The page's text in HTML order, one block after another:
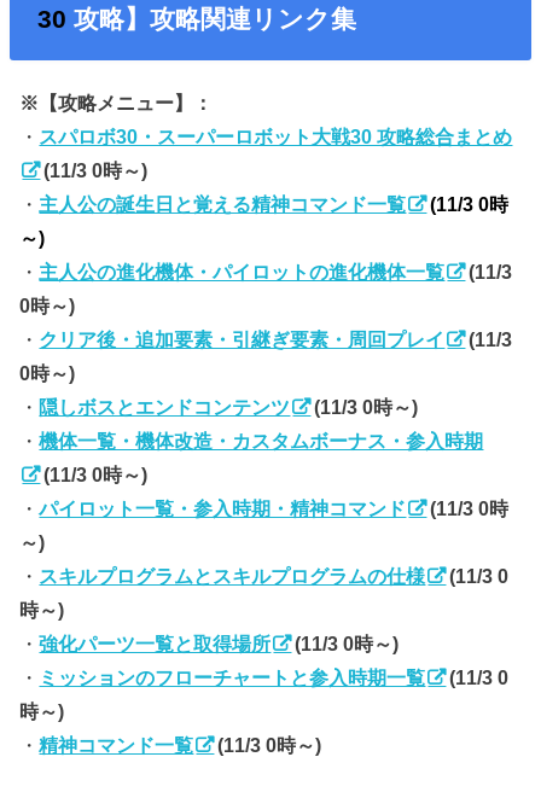
30 攻略】攻略関連リンク集
※【攻略メニュー】：
・ スパロボ30・スーパーロボット大戦30 攻略総合まとめ
(11/3 0時～)
・ 主人公の誕生日と覚える精神コマンド一覧
(11/3 0時
～)
・ 主人公の進化機体・パイロットの進化機体一覧
(11/3
0時～)
・ クリア後・追加要素・引継ぎ要素・周回プレイ
(11/3
0時～)
・ 隠しボスとエンドコンテンツ
(11/3 0時～)
・機体一覧・機体改造・カスタムボーナス・参入時期
(11/3 0時～)
・パイロット一覧・参入時期・精神コマンド
(11/3 0時
～)
・ スキルプログラムとスキルプログラムの仕様
(11/3 0
時～)
・強化パーツ一覧と取得場所
(11/3 0時～)
・ ミッションのフローチャートと参入時期一覧
(11/3 0
時～)
・精神コマンド一覧 (11/3 0時～)